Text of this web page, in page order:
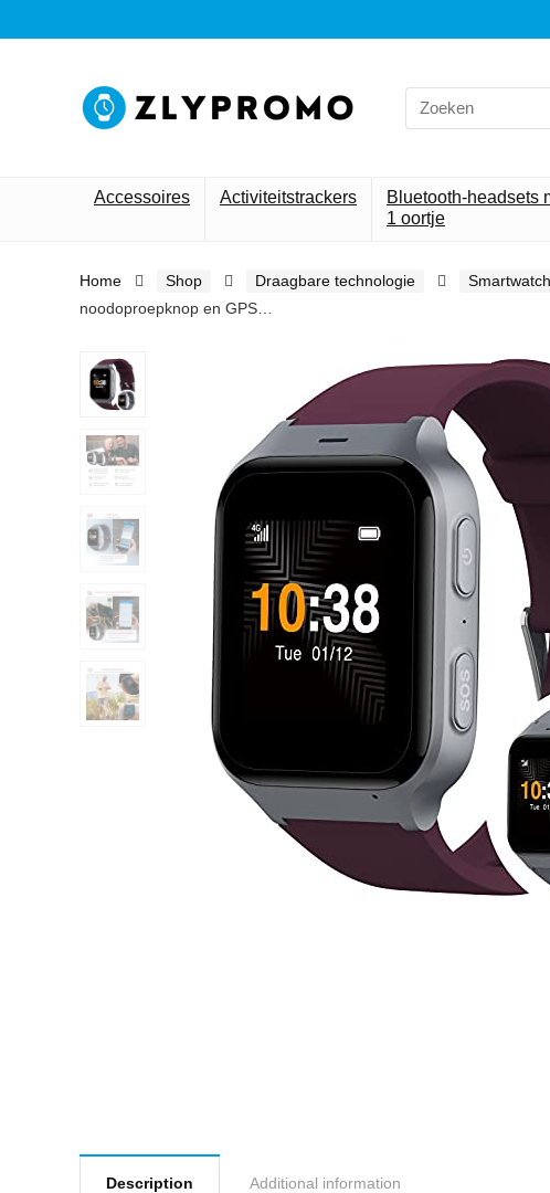
Search
for:
Accessoires Activiteitstrackers
Bluetooth-headsets
1 oortje
Home Shop Draagbare technologie
noodoproepknop en GPS…
Description Additional information